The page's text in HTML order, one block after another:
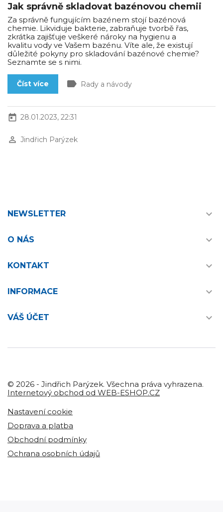
Jak správně skladovat bazénovou chemii
Za správně fungujícím bazénem stojí bazénová
chemie. Likviduje bakterie, zabraňuje tvorbě řas,
zkrátka zajišťuje veškeré nároky na hygienu a
kvalitu vody ve Vašem bazénu. Víte ale, že existují
důležité pokyny pro skladování bazénové chemie?
Seznamte se s nimi.
Číst více label Rady a návody
today 28.01.2023, 22:31
perm_identity Jindřich Parýzek
NEWSLETTER 
O NÁS 
KONTAKT 
INFORMACE 
VÁŠ ÚČET 
© 2026 - Jindřich Parýzek. Všechna práva vyhrazena.
Internetový obchod od WEB-ESHOP.CZ
Nastavení cookie
Doprava a platba
Obchodní podmínky
Ochrana osobních údajů